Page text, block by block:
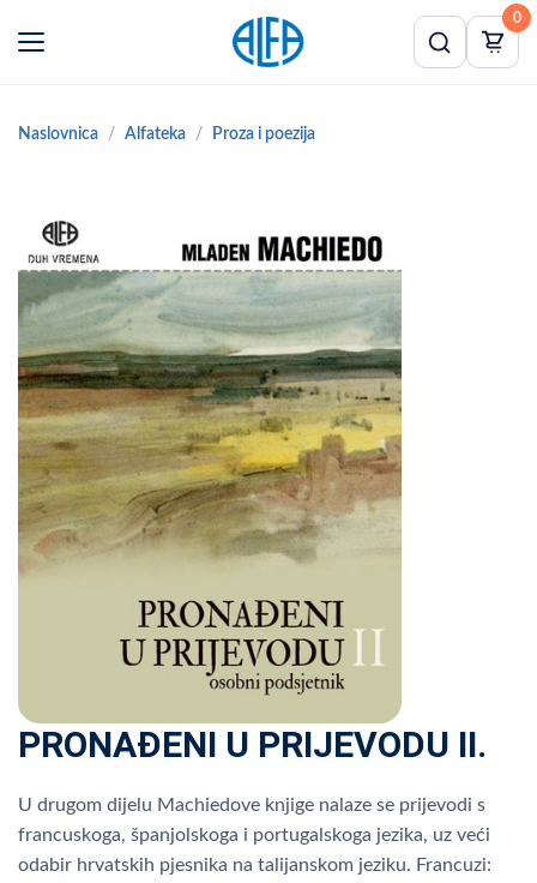
0
Naslovnica Alfateka Proza i poezija
PRONAĐENI U PRIJEVODU II.
U drugom dijelu Machiedove knjige nalaze se prijevodi s
francuskoga, španjolskoga i portugalskoga jezika, uz veći
odabir hrvatskih pjesnika na talijanskom jeziku. Francuzi: